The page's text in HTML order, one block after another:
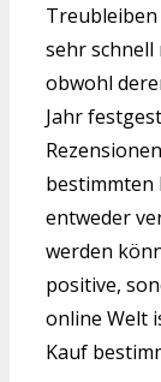
Treubleiben
sehr schnell
obwohl
Jahr
bestimmten
entweder
werden
positive,
online Welt
Kauf